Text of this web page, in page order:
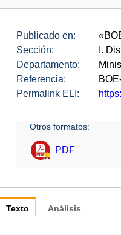
Publicado en: «
Sección:
I.
Departamento:
Referencia:
Permalink ELI:
Otros formatos:
PDF
Texto Análisis